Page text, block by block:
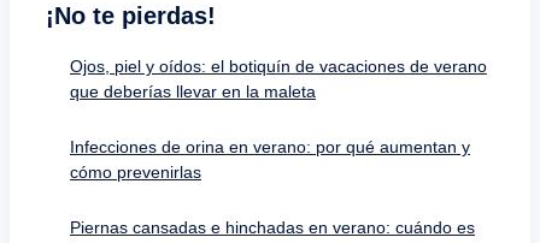
¡No te pierdas!
Ojos, piel y oídos: el botiquín de vacaciones de verano
que deberías llevar en la maleta
Infecciones de orina en verano: por qué aumentan y
cómo prevenirlas
Piernas cansadas e hinchadas en verano: cuándo es